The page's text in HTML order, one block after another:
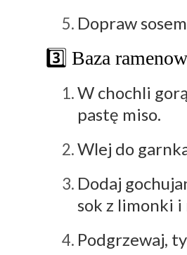
Dopraw
3️⃣ Baza
W chochli
pastę miso.
Wlej do
Dodaj
sok z limonki i
Podgrzewaj,